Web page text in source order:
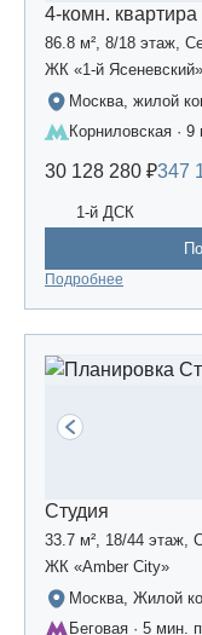
4-комн. квартира
86.8 м², 8/18 этаж,
ЖК «1-й Ясеневский»
Москва, жилой
Корниловская ·
30 128 280 ₽347
1-й ДСК
Подробнее
Студия
33.7 м², 18/44 этаж,
ЖК «Amber Сity»
Москва, Жилой
Беговая · 5 мин.